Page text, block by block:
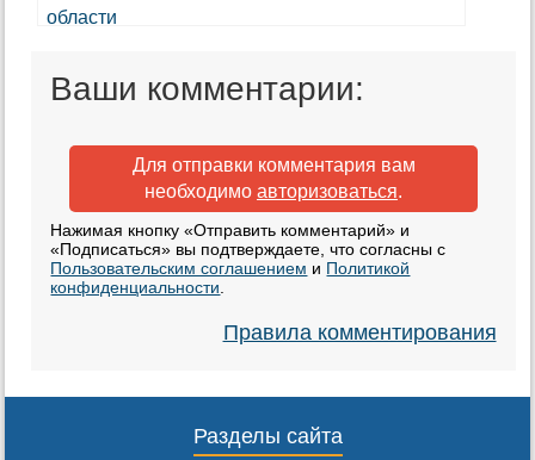
Ваши комментарии:
Для отправки комментария вам
необходимо авторизоваться.
Нажимая кнопку «Отправить комментарий» и
«Подписаться» вы подтверждаете, что согласны с
Пользовательским соглашением и Политикой
конфиденциальности
Правила комментирования
Разделы сайта